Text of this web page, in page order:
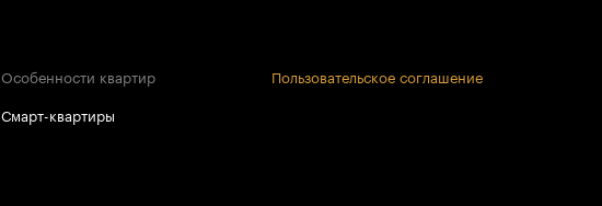
Особенности квартир
Смарт-квартиры
Пользовательское соглашение